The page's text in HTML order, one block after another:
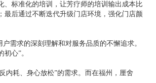
标准化的培训，让芳疗师的培训输出成本比
最后通过不断迭代升级门店环境，强化门店颜
需求的深刻理解和对服务品质的不懈追求。
心”。
内耗、身心放松”的需求。而在福州，厘舍